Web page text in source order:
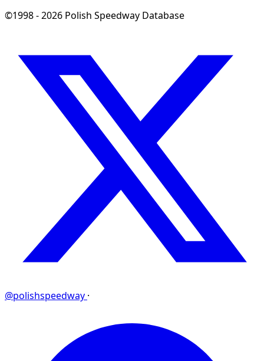
©1998 - 2026 Polish Speedway Database
@polishspeedway ·